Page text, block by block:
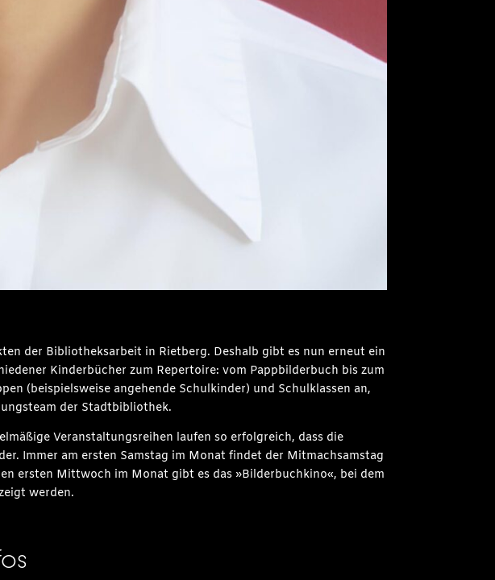
der Bibliotheksarbeit in Rietberg. Deshalb gibt es nun erneut ein
Kinderbücher zum Repertoire: vom Pappbilderbuch bis zum
(beispielsweise angehende Schulkinder) und Schulklassen an,
der Stadtbibliothek.
Veranstaltungsreihen laufen so erfolgreich, dass die
Immer am ersten Samstag im Monat findet der Mitmachsamstag
ersten Mittwoch im Monat gibt es das »Bilderbuchkino«, bei dem
werden.